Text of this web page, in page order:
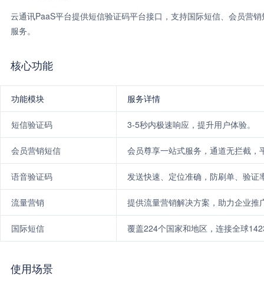
云通讯PaaS平台提供短信验证码平台接口，支持国际短信、会员营
服务。
核心功能
功能模块 服务详情
短信验证码 3-5秒内极速响应，提升用户体验。
会员营销短信 会员尊享一站式服务，通道无拦截，
语音验证码 发送快速、定位准确，防刷单、验证
流量营销 提供流量营销解决方案，助力企业推
国际短信 覆盖224个国家和地区，连接全球
使用场景